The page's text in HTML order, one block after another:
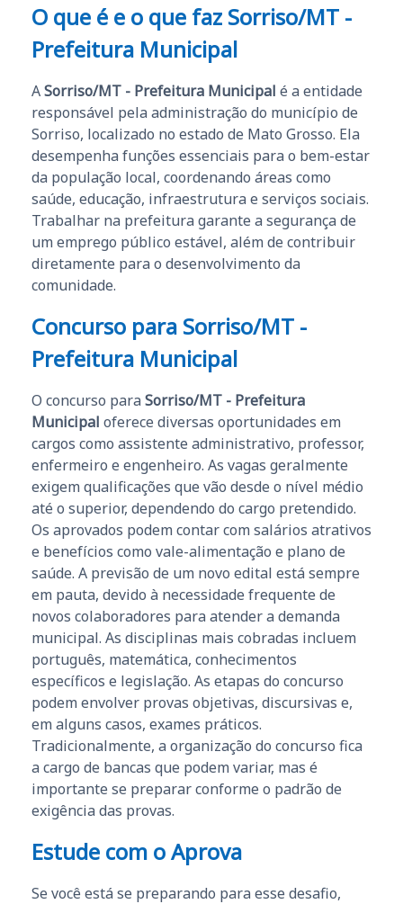
O que é e o que faz Sorriso/MT -
Prefeitura Municipal
ASorriso/MT - Prefeitura Municipal é a entidade
responsável pela administração do município de
Sorriso, localizado no estado de Mato Grosso. Ela
desempenha funções essenciais para o bem-estar
da população local, coordenando áreas como
saúde, educação, infraestrutura e serviços sociais.
Trabalhar na prefeitura garante a segurança de
um emprego público estável, além de contribuir
diretamente para o desenvolvimento da
comunidade.
Concurso para Sorriso/MT -
Prefeitura Municipal
O concurso para Sorriso/MT - Prefeitura
Municipal oferece diversas oportunidades em
cargos como assistente administrativo, professor,
enfermeiro e engenheiro. As vagas geralmente
exigem qualificações que vão desde o nível médio
até o superior, dependendo do cargo pretendido.
Os aprovados podem contar com salários atrativos
e benefícios como vale-alimentação e plano de
saúde. A previsão de um novo edital está sempre
em pauta, devido à necessidade frequente de
novos colaboradores para atender a demanda
municipal. As disciplinas mais cobradas incluem
português, matemática, conhecimentos
específicos e legislação. As etapas do concurso
podem envolver provas objetivas, discursivas e,
em alguns casos, exames práticos.
Tradicionalmente, a organização do concurso fica
a cargo de bancas que podem variar, mas é
importante se preparar conforme o padrão de
exigência das provas.
Estude com o Aprova
Se você está se preparando para esse desafio,